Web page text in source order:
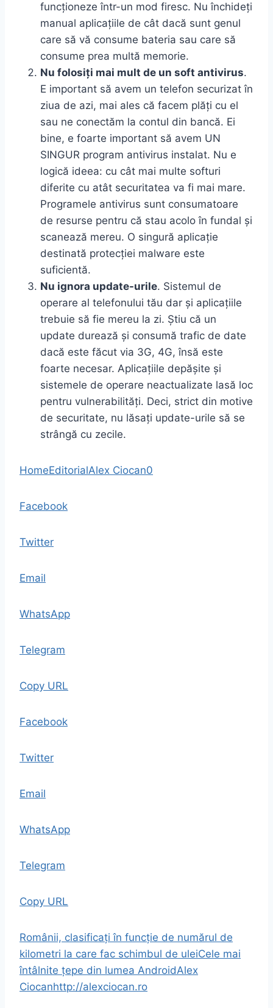
funcționeze într-un mod firesc. Nu închideți
manual aplicațiile de cât dacă sunt genul
care să vă consume bateria sau care să
consume prea multă memorie.
Nu folosiți mai mult de un soft antivirus.
E important să avem un telefon securizat în
ziua de azi, mai ales că facem plăți cu el
sau ne conectăm la contul din bancă. Ei
bine, e foarte important să avem UN
SINGUR program antivirus instalat. Nu e
logică ideea: cu cât mai multe softuri
diferite cu atât securitatea va fi mai mare.
Programele antivirus sunt consumatoare
de resurse pentru că stau acolo în fundal și
scanează mereu. O singură aplicație
destinată protecției malware este
suficientă.
Nu ignora update-urile. Sistemul de
operare al telefonului tău dar și aplicațiile
trebuie să fie mereu la zi. Știu că un
update durează și consumă trafic de date
dacă este făcut via 3G, 4G, însă este
foarte necesar. Aplicațiile depășite și
sistemele de operare neactualizate lasă loc
pentru vulnerabilități. Deci, strict din motive
de securitate, nu lăsați update-urile să se
strângă cu zecile.
HomeEditorialAlex Ciocan0
Facebook
Twitter
Email
WhatsApp
Telegram
Copy URL
Facebook
Twitter
Email
WhatsApp
Telegram
Copy URL
Românii, clasificați în funcție de numărul de
kilometri la care fac schimbul de uleiCele mai
întâlnite țepe din lumea AndroidAlex
Ciocanhttp://alexciocan.ro